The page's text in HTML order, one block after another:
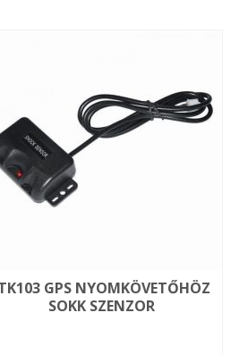
GPS NYOMKÖVETŐHÖZ
SOKK SZENZOR